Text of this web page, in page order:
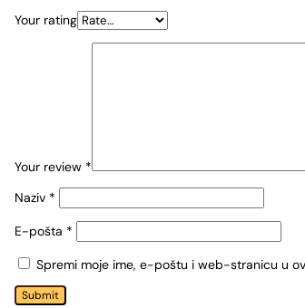
Your rating
Your review *
Naziv *
E-pošta *
Spremi moje ime, e-poštu i web-stranicu u
Submit